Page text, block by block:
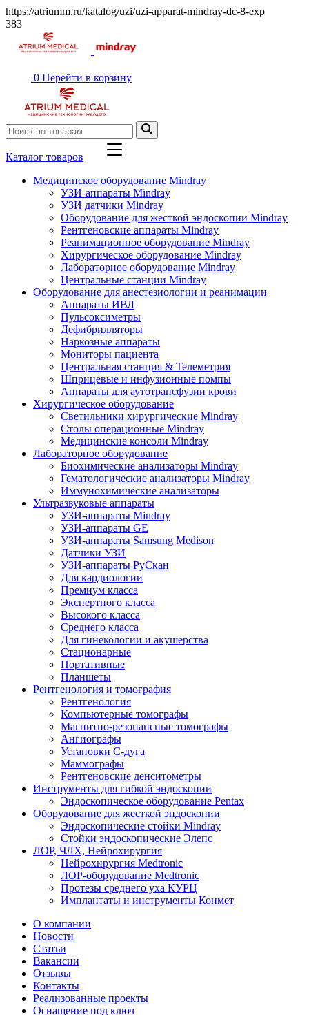
https://atriumm.ru/katalog/uzi/uzi-apparat-mindray-dc-8-exp
383
0 Перейти в корзину
Каталог товаров
Медицинское оборудование Mindray
УЗИ-аппараты Mindray
УЗИ датчики Mindray
Оборудование для жесткой эндоскопии Mindray
Рентгеновские аппараты Mindray
Реанимационное оборудование Mindray
Хирургическое оборудование Mindray
Лабораторное оборудование Mindray
Центральные станции Mindray
Оборудование для анестезиологии и реанимации
Аппараты ИВЛ
Пульсоксиметры
Дефибрилляторы
Наркозные аппараты
Мониторы пациента
Центральная станция & Телеметрия
Шприцевые и инфузионные помпы
Аппараты для аутотрансфузии крови
Хирургическое оборудование
Светильники хирургические Mindray
Столы операционные Mindray
Медицинские консоли Mindray
Лабораторное оборудование
Биохимические анализаторы Mindray
Гематологические анализаторы Mindray
Иммунохимические анализаторы
Ультразвуковые аппараты
УЗИ-аппараты Mindray
УЗИ-аппараты GE
УЗИ-аппараты Samsung Medison
Датчики УЗИ
УЗИ-аппараты РуСкан
Для кардиологии
Премиум класса
Экспертного класса
Высокого класса
Среднего класса
Для гинекологии и акушерства
Стационарные
Портативные
Планшеты
Рентгенология и томография
Рентгенология
Компьютерные томографы
Магнитно-резонансные томографы
Ангиографы
Установки С-дуга
Маммографы
Рентгеновские денситометры
Инструменты для гибкой эндоскопии
Эндоскопическое оборудование Pentax
Оборудование для жесткой эндоскопии
Эндоскопические стойки Mindray
Стойки эндоскопические Элепс
ЛОР, ЧЛХ, Нейрохирургия
Нейрохирургия Medtronic
ЛОР-оборудование Medtronic
Протезы среднего уха КУРЦ
Имплантаты и инструменты Конмет
О компании
Новости
Статьи
Вакансии
Отзывы
Контакты
Реализованные проекты
Оснащение под ключ